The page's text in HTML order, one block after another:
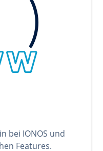
bei IONOS und
Features.